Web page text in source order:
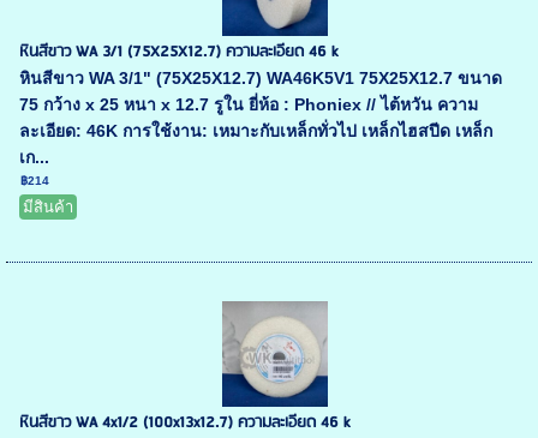
หินสีขาว WA 3/1 (75X25X12.7) ความละเอียด 46 k
หินสีขาว WA 3/1" (75X25X12.7) WA46K5V1 75X25X12.7 ขนาด
75 กว้าง x 25 หนา x 12.7 รูใน ยี่ห้อ : Phoniex // ไต้หวัน ความ
ละเอียด: 46K การใช้งาน: เหมาะกับเหล็กทั่วไป เหล็กไฮสปีด เหล็ก
เก...
฿214
มีสินค้า
หินสีขาว WA 4x1/2 (100x13x12.7) ความละเอียด 46 k